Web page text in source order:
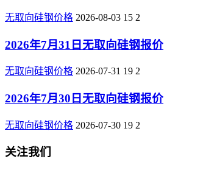
无取向硅钢价格 2026-08-03 15 2
2026年7月31日无取向硅钢报价
无取向硅钢价格 2026-07-31 19 2
2026年7月30日无取向硅钢报价
无取向硅钢价格 2026-07-30 19 2
关注我们